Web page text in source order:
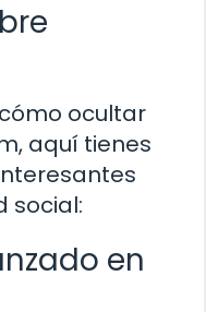
ocultar
aquí tienes
social:
en